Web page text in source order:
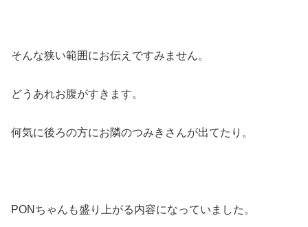
そんな狭い範囲にお伝えですみません。
どうあれお腹がすきます。
何気に後ろの方にお隣のつみきさんが出てたり。
PONちゃんも盛り上がる内容になっていました。